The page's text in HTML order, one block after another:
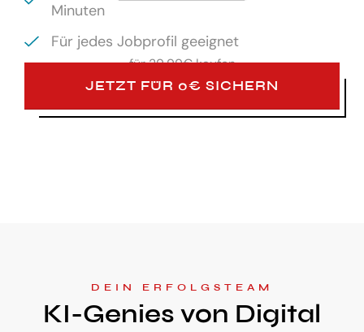
Minuten
Für jedes Jobprofil geeignet
für29,99€ kaufen
JETZT FÜR 0€ SICHERN
DEIN ERFOLGSTEAM
KI-Genies von Digital